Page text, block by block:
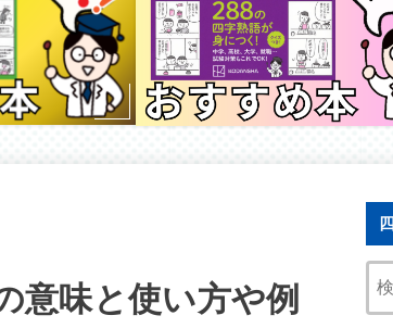
意味と使い方や例